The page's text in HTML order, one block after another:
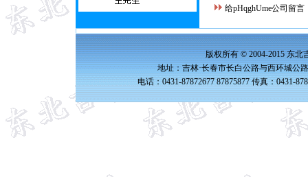
给pHqghUme公司留言
版权所有 © 2004-2015 东北
地址：吉林·长春市长白公路与西环城公
电话：0431-87872677 87875877 传真：0431-